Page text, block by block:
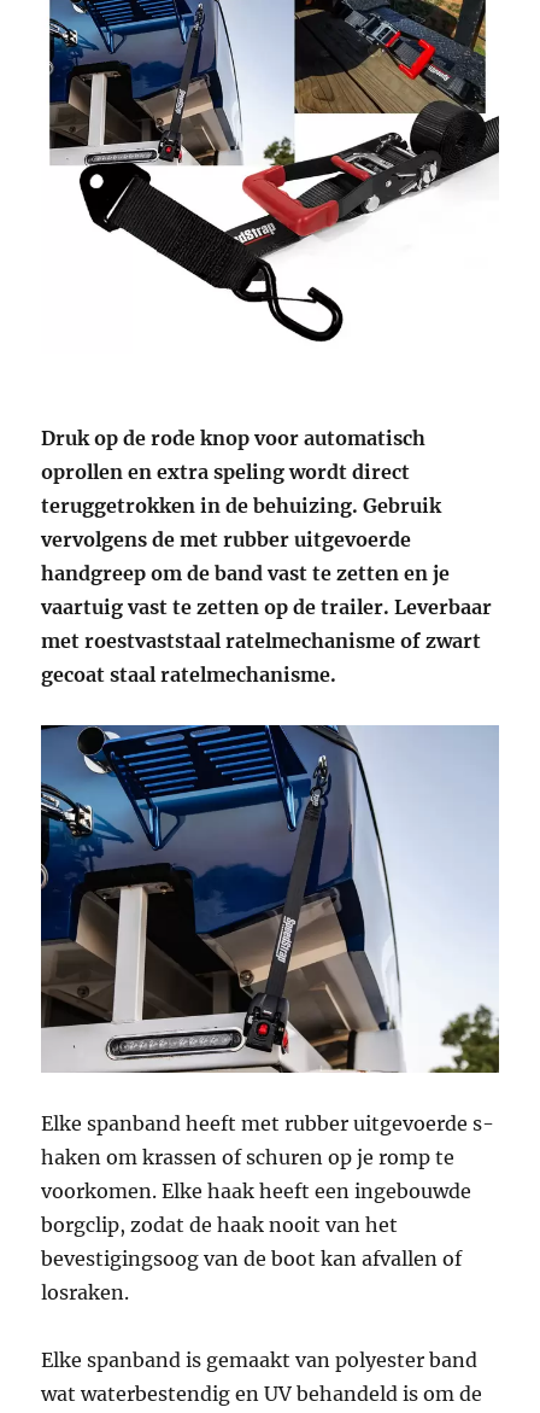
Druk op de rode knop voor automatisch
oprollen en extra speling wordt direct
teruggetrokken in de behuizing. Gebruik
vervolgens de met rubber uitgevoerde
handgreep om de band vast te zetten en je
vaartuig vast te zetten op de trailer. Leverbaar
met roestvaststaal ratelmechanisme of zwart
gecoat staal ratelmechanisme.
Elke spanband heeft met rubber uitgevoerde s-
haken om krassen of schuren op je romp te
voorkomen. Elke haak heeft een ingebouwde
borgclip, zodat de haak nooit van het
bevestigingsoog van de boot kan afvallen of
losraken.
Elke spanband is gemaakt van polyester band
wat waterbestendig en UV behandeld is om de